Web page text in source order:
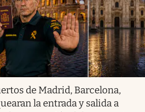
de Madrid, Barcelona,
la entrada y salida a